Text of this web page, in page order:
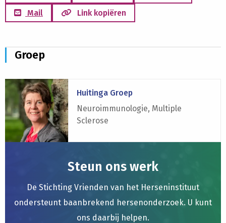
Mail
Link kopiëren
Groep
Huitinga Groep
Neuroimmunologie, Multiple
Sclerose
Lees
meer
over
Huitinga
Groep
Steun ons werk
De Stichting Vrienden van het Herseninstituut
ondersteunt baanbrekend hersenonderzoek. U kunt
ons daarbij helpen.